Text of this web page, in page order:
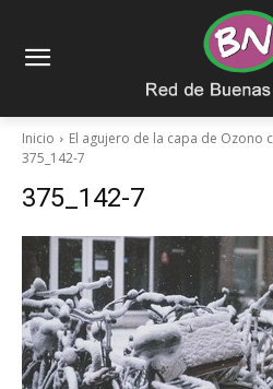
Inicio
El agujero de la capa de Ozono
375_142-7
375_142-7